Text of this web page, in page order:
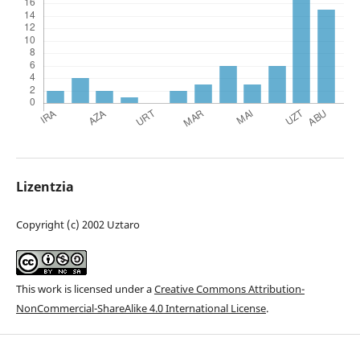
Lizentzia
Copyright (c) 2002 Uztaro
This work is licensed under aCreative Commons Attribution-
NonCommercial-ShareAlike 4.0 International License.